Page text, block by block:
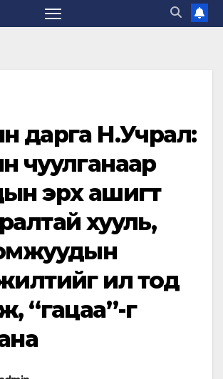
дарга Н.Учрал:
чуулганаар
эрх ашигт
хууль,
ил тод
“гацаа”-г